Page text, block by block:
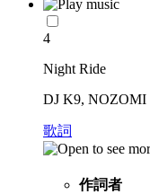
4
Night Ride
DJ K9, NOZOMI
歌詞
作詞者